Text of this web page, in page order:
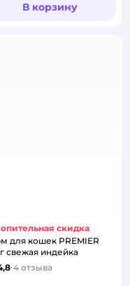
В корзину
скидка
для кошек PREMIER
свежая индейка
4 отзыва